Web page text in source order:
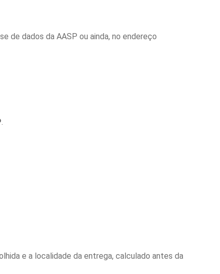
de dados da AASP ou ainda, no endereço
e a localidade da entrega, calculado antes da